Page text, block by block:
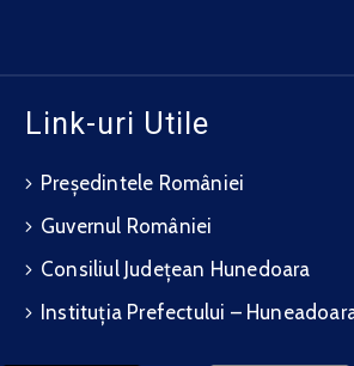
Link-uri Utile
Președintele României
Guvernul României
Consiliul Județean Hunedoara
Instituția Prefectului –